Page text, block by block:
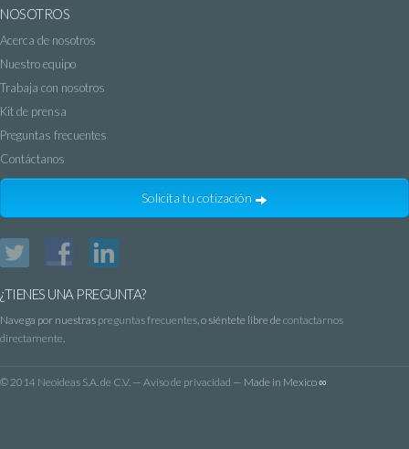
NOSOTROS
Acerca de nosotros
Nuestro equipo
Trabaja con nosotros
Kit de prensa
Preguntas frecuentes
Contáctanos
Solicita tu cotización
Twitter Facebook
¿TIENES UNA PREGUNTA?
Navega por nuestras preguntas frecuentes, o siéntete libre de contactarnos
directamente.
©2014 Neoideas S.A. de C.V. — Aviso de privacidad — Made in Mexico ∞